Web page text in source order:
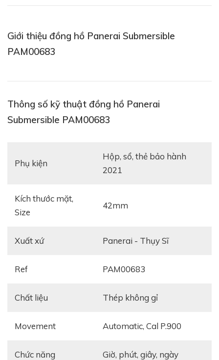
Giới thiệu đồng hồ Panerai Submersible
PAM00683
Thông số kỹ thuật đồng hồ Panerai
Submersible PAM00683
Phụ kiện
hộp, sổ, thẻ bảo hành
2021
Kích thước mặt,
Size
42mm
Xuất xứ Panerai - Thụy Sĩ
Ref PAM00683
Chất liệu thép không gỉ
Movement automatic, Cal P.900
Chức năng giờ, phút, giây, ngày